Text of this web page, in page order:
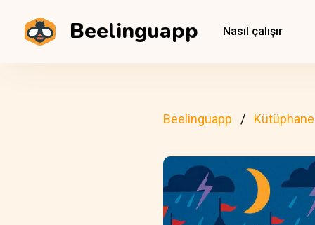
Beelinguapp Nasıl çalışır
Beelinguapp Kütüphane